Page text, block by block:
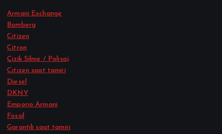
Armani Exchange
Bomberg
Citizen
Citron
Çizik Silme / Polisaj
Cıtızen saat tamiri
Diesel
DKNY
Emporio Armani
Fossil
Garantili saat tamiri